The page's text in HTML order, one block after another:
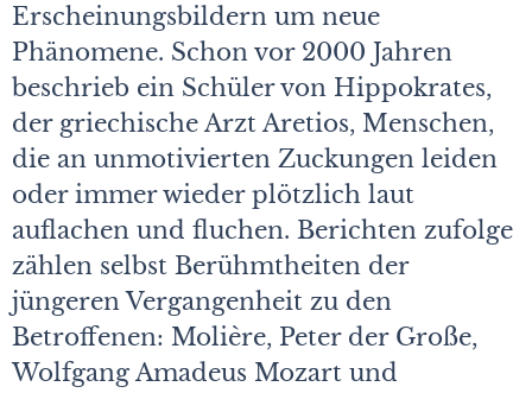
Erscheinungsbildern um neue
Phänomene. Schon vor 2000 Jahren
beschrieb ein Schüler von Hippokrates,
der griechische Arzt Aretios, Menschen,
die an unmotivierten Zuckungen leiden
oder immer wieder plötzlich laut
auflachen und fluchen. Berichten zufolge
zählen selbst Berühmtheiten der
jüngeren Vergangenheit zu den
Betroffenen: Molière, Peter der Große,
Wolfgang Amadeus Mozart und